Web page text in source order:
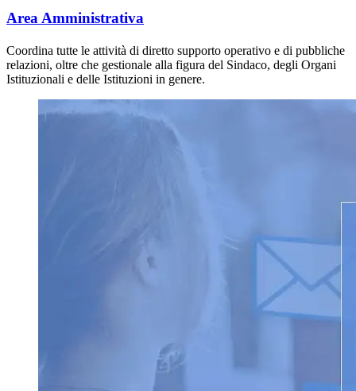
Area Amministrativa
Coordina tutte le attività di diretto supporto operativo e di pubbliche
relazioni, oltre che gestionale alla figura del Sindaco, degli Organi
Istituzionali e delle Istituzioni in genere.